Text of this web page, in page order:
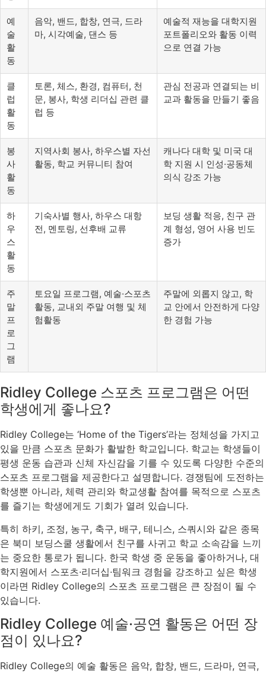
예
술
활
동
음악, 밴드, 합창, 연극, 드라
마, 시각예술, 댄스 등
예술적 재능을 대학지원
포트폴리오와 활동 이력
으로 연결 가능
클
럽
활
동
토론, 체스, 환경, 컴퓨터, 천
문, 봉사, 학생 리더십 관련 클
럽 등
관심 전공과 연결되는 비
교과 활동을 만들기 좋음
봉
사
활
동
지역사회 봉사, 하우스별 자선
활동, 학교 커뮤니티 참여
캐나다 대학 및 미국 대
학 지원 시 인성·공동체
의식 강조 가능
하
우
스
활
동
기숙사별 행사, 하우스 대항
전, 멘토링, 선후배 교류
보딩 생활 적응, 친구 관
계 형성, 영어 사용 빈도
증가
주
말
프
로
그
램
토요일 프로그램, 예술·스포츠
활동, 교내외 주말 여행 및 체
험활동
주말에 외롭지 않고, 학
교 안에서 안전하게 다양
한 경험 가능
Ridley College 스포츠 프로그램은 어떤
학생에게 좋나요?
Ridley College는 ‘Home of the Tigers’라는 정체성을 가지고
있을 만큼 스포츠 문화가 활발한 학교입니다. 학교는 학생들이
평생 운동 습관과 신체 자신감을 기를 수 있도록 다양한 수준의
스포츠 프로그램을 제공한다고 설명합니다. 경쟁팀에 도전하는
학생뿐 아니라, 체력 관리와 학교생활 참여를 목적으로 스포츠
를 즐기는 학생에게도 기회가 열려 있습니다.
특히 하키, 조정, 농구, 축구, 배구, 테니스, 스쿼시와 같은 종목
은 북미 보딩스쿨 생활에서 친구를 사귀고 학교 소속감을 느끼
는 중요한 통로가 됩니다. 한국 학생 중 운동을 좋아하거나, 대
학지원에서 스포츠·리더십·팀워크 경험을 강조하고 싶은 학생
이라면 Ridley College의 스포츠 프로그램은 큰 장점이 될 수
있습니다.
Ridley College 예술·공연 활동은 어떤 장
점이 있나요?
Ridley College의 예술 활동은 음악, 합창, 밴드, 드라마, 연극,